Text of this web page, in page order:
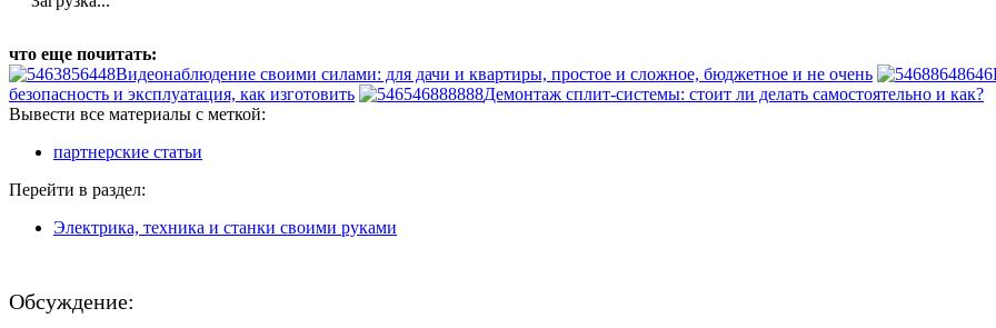
что еще почитать:
Видеонаблюдение своими силами: для дачи и квартиры, простое и сложное, бюджетное и не очень
безопасность и эксплуатация, как изготовить
Демонтаж сплит-системы: стоит ли делать самостоятельно и как?
Вывести все материалы с меткой:
партнерские статьи
Перейти в раздел:
Электрика, техника и станки своими руками
Обсуждение: